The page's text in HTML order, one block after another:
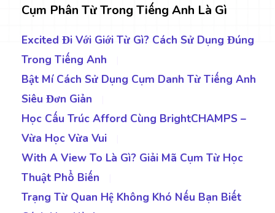
Cụm Phân Từ Trong Tiếng Anh Là Gì
Excited Đi Với Giới Từ Gì? Cách Sử Dụng Đúng
Trong Tiếng Anh
Bật Mí Cách Sử Dụng Cụm Danh Từ Tiếng Anh
Siêu Đơn Giản
Học Cấu Trúc Afford Cùng BrightCHAMPS –
Vừa Học Vừa Vui
With A View To Là Gì? Giải Mã Cụm Từ Học
Thuật Phổ Biến
Trạng Từ Quan Hệ Không Khó Nếu Bạn Biết